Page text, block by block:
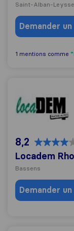
Saint-Alban-Leysse
Demander
1 mentions comme
8,2
Locadem
Bassens
Demander